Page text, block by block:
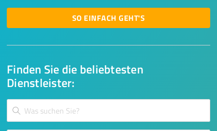
Finden Sie die beliebtesten
Dienstleister:
SO EINFACH GEHT'S